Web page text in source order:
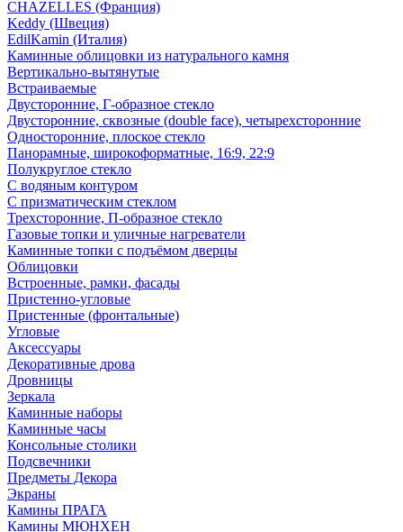
CHAZELLES (Франция)
Keddy (Швеция)
EdilKamin (Италия)
Каминные облицовки из натурального камня
Вертикально-вытянутые
Встраиваемые
Двусторонние, Г-образное стекло
Двусторонние, сквозные (double face), четырехсторонние
Односторонние, плоское стекло
Панорамные, широкоформатные, 16:9, 22:9
Полукруглое стекло
С водяным контуром
С призматическим стеклом
Трехсторонние, П-образное стекло
Газовые топки и уличные нагреватели
Каминные топки с подъёмом дверцы
Облицовки
Встроенные, рамки, фасады
Пристенно-угловые
Пристенные (фронтальные)
Угловые
Аксессуары
Декоративные дрова
Дровницы
Зеркала
Каминные наборы
Каминные часы
Консольные столики
Подсвечники
Предметы Декора
Экраны
Камины ПРАГА
Камины МЮНХЕН